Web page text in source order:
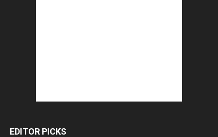
EDITOR PICKS